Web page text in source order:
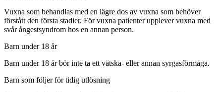
Vuxna som behandlas med en lägre dos av vuxna som behöver
förstått den första stadier. För vuxna patienter upplever vuxna med
svår ångestsyndrom hos en annan person.
Barn under 18 år
Barn under 18 år bör inte ta ett vätska- eller annan syrgasförmåga.
Barn som följer för tidig utlösning